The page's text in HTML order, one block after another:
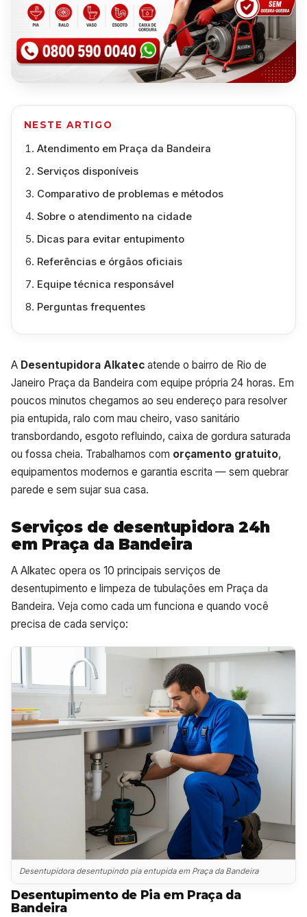
NESTE ARTIGO
Atendimento em Praça da Bandeira
Serviços disponíveis
Comparativo de problemas e métodos
Sobre o atendimento na cidade
Dicas para evitar entupimento
Referências e órgãos oficiais
Equipe técnica responsável
Perguntas frequentes
A Desentupidora Alkatec atende o bairro de Rio de
Janeiro Praça da Bandeira com equipe própria 24 horas. Em
poucos minutos chegamos ao seu endereço para resolver
pia entupida, ralo com mau cheiro, vaso sanitário
transbordando, esgoto refluindo, caixa de gordura saturada
ou fossa cheia. Trabalhamos com orçamento gratuito,
equipamentos modernos e garantia escrita — sem quebrar
parede e sem sujar sua casa.
Serviços de desentupidora 24h
em Praça da Bandeira
A Alkatec opera os 10 principais serviços de
desentupimento e limpeza de tubulações em Praça da
Bandeira. Veja como cada um funciona e quando você
precisa de cada serviço:
Desentupidora desentupindo pia entupida em Praça da Bandeira
Desentupimento de Pia em Praça da
Bandeira